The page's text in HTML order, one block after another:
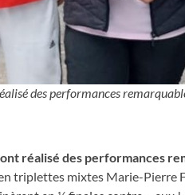
des performances
réalisé des performances
triplettes mixtes Marie-Pierre